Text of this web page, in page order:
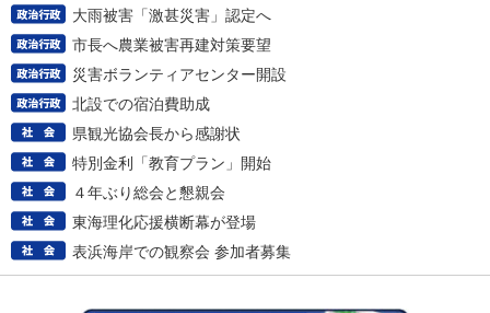
大雨被害「激甚災害」認定へ
市長へ農業被害再建対策要望
災害ボランティアセンター開設
北設での宿泊費助成
県観光協会長から感謝状
特別金利「教育プラン」開始
４年ぶり総会と懇親会
東海理化応援横断幕が登場
表浜海岸での観察会 参加者募集